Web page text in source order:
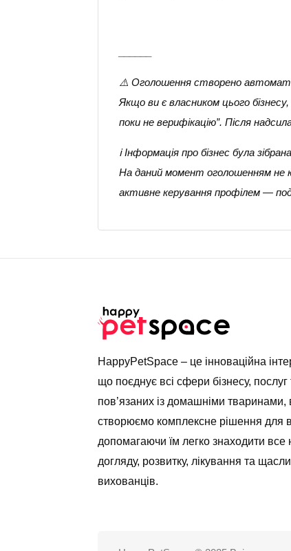
⚠️ Оголошення створено
Якщо ви є власником цього
поки не верифікацію”. Після
ℹ️ Інформація про бізнес була
На даний момент оголошенням не
активне керування профілем —
HappyPetSpace – це інноваційна
що поєднує всі сфери бізнесу, послуг
пов’язаних із домашніми тваринами,
створюємо комплексне рішення для
допомагаючи їм легко знаходити все
догляду, розвитку, лікування та
вихованців.